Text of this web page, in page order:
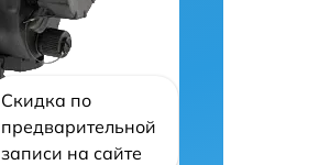
Скидка по
предварительной
записи на сайте